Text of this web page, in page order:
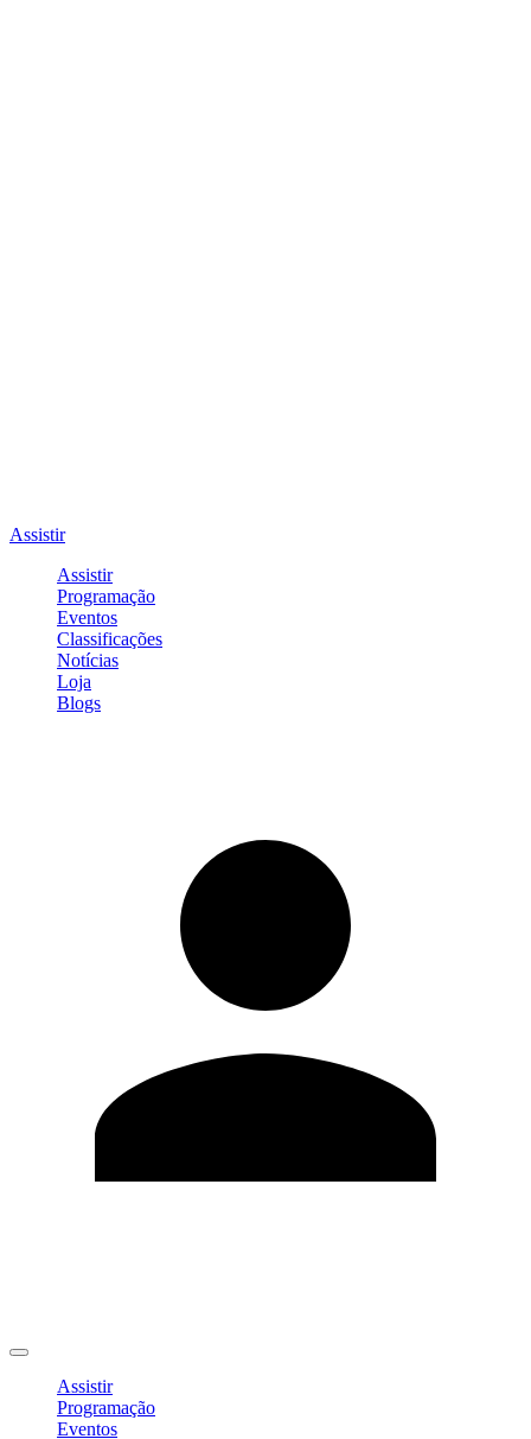
Assistir
Assistir
Programação
Eventos
Classificações
Notícias
Loja
Blogs
Assistir
Programação
Eventos